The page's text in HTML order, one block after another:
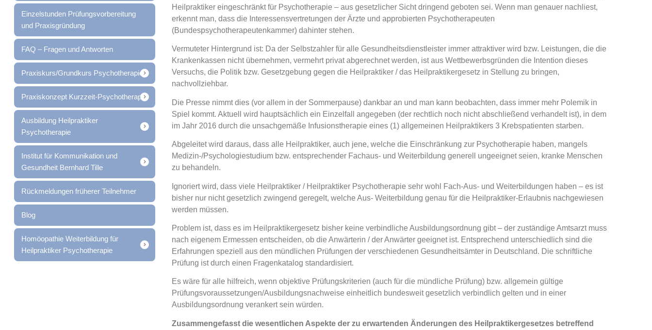
Einzelstunden Prüfungsvorbereitung
und Praxisgründung
FAQ – Fragen und Antworten
Praxiskurs/Grundkurs Psychotherapie
Praxiskonzept Kurzzeit-Psychotherapie
Ausbildung Heilpraktiker
Psychotherapie
Institut für Kommunikation und
Gesundheit Bernhard Tille
Rückmeldungen früherer Teilnehmer
Blog
Homöopathie Weiterbildung für
Heilpraktiker Psychotherapie
Heilpraktiker eingeschränkt für Psychotherapie – aus gesetzlicher Sicht dringend geboten sei.Wenn man genauer nachliest,
erkennt man, dass die Interessensvertretungen der Ärzte und approbierten Psychotherapeuten
(Bundespsychotherapeutenkammer) dahinter stehen.
Vermuteter Hintergrund ist: Da der Selbstzahler für alle Gesundheitsdienstleister immer attraktiver wird bzw. Leistungen, die die
Krankenkassen nicht übernehmen, vermehrt privat abgerechnet werden, ist aus Wettbewerbsgründen die Intention dieses
Versuchs, die Politik bzw. Gesetzgebung gegen die Heilpraktiker / das Heilpraktikergesetz in Stellung zu bringen,
nachvollziehbar.
Die Presse nimmt dies (vor allem in der Sommerpause) dankbar an und man kann beobachten, dass immer mehr Polemik in
Spiel kommt. Aktuell wird hauptsächlich ein Einzelfall angegeben (der rechtlich noch nicht abschließend verhandelt ist), in dem
im Jahr 2016 durch die unsachgemäße Infusionstherapie eines (1) allgemeinen Heilpraktikers 3 Krebspatienten starben.
Abgeleitet wird daraus, dass alle Heilpraktiker, auch jene, welche die Einschränkung zur Psychotherapie haben, mangels
Medizin-/Psychologiestudium bzw. entsprechender Fachaus- und Weiterbildung generell ungeeignet seien, kranke Menschen
zu behandeln.
Ignoriert wird, dass viele Heilpraktiker / Heilpraktiker Psychotherapie sehr wohl Fach-Aus- und Weiterbildungen haben – es ist
bisher nur nicht gesetzlich zwingend geregelt, welche Aus- Weiterbildung genau für die Heilpraktiker-Erlaubnis nachgewiesen
werden müssen.
Problem ist, dass es im Heilpraktikergesetz bisher keine verbindliche Ausbildungsordnung gibt – der zuständige Amtsarzt muss
nach eigenem Ermessen entscheiden, ob die Anwärterin / der Anwärter geeignet ist. Entsprechend unterschiedlich sind die
Erfahrungen speziell aus den mündlichen Prüfungen der verschiedenen Gesundheitsämter in Deutschland. Die schriftliche
Prüfung ist durch einen Fragenkatalog standardisiert.
Es wäre für alle hilfreich, wenn objektive Prüfungskriterien (auch für die mündliche Prüfung) bzw. allgemein gültige
Prüfungsvoraussetzungen/Ausbildungsnachweise einheitlich bundesweit gesetzlich verbindlich gelten und in einer
Ausbildungsordnung verankert sein würden.
Zusammengefasst die wesentlichen Aspekte der zu erwartenden Änderungen des Heilpraktikergesetzes betreffend